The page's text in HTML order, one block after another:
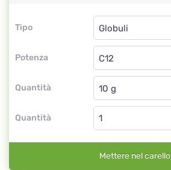
Tipo
Tipo
Potenza
Globuli
C12
Quantità
Globuli
Quantità
Mettere nel carello